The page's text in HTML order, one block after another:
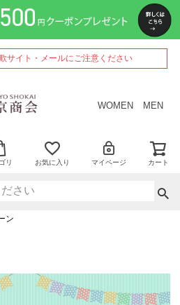
サイト・メールにご注意ください
WOMEN MEN
リ お気に入り マイページ カート
ン